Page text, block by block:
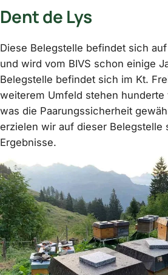
Dent de Lys
Diese Belegstelle befindet sich
und wird vom BIVS schon einige
Belegstelle befindet sich im Kt.
weiterem Umfeld stehen hunderte
was die Paarungssicherheit
erzielen wir auf dieser Belegstelle
Ergebnisse.